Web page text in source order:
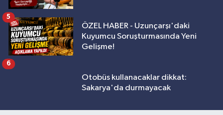
ÖZEL HABER - Uzunçarşı'daki
Kuyumcu Soruşturmasında Yeni
Gelişme!
5
Otobüs kullanacaklar dikkat:
Sakarya'da durmayacak
6